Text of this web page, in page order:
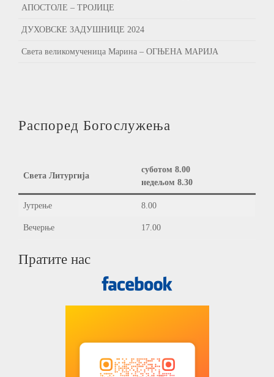
АПОСТОЛЕ – ТРОЈИЦЕ
ДУХОВСКЕ ЗАДУШНИЦЕ 2024
Света великомученица Марина – ОГЊЕНА МАРИЈА
Распоред Богослужења
Света Литургија
суботом 8.00
недељом 8.30
Јутрење 8.00
Вечерње 17.00
Пратите нас